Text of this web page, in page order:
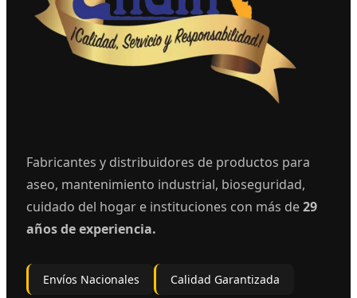
Fabricantes y distribuidores de productos para
aseo, mantenimiento industrial, bioseguridad,
cuidado del hogar e instituciones con más de29
años de experiencia.
Envíos Nacionales Calidad Garantizada